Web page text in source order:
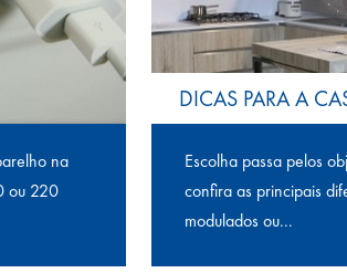
na
ou 220
DICAS PARA A
Escolha passa pelos
confira as principais
modulados ou...